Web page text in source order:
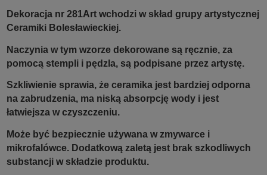
Dekoracja nr 281Art wchodzi w skład grupy artystycznej
Ceramiki Bolesławieckiej.
Naczynia w tym wzorze dekorowane są ręcznie, za
pomocą stempli i pędzla, są podpisane przez artystę.
Szkliwienie sprawia, że ceramika jest bardziej odporna
na zabrudzenia, ma niską absorpcję wody i jest
łatwiejsza w czyszczeniu.
Może być bezpiecznie używana w zmywarce i
mikrofalówce. Dodatkową zaletą jest brak szkodliwych
substancji w składzie produktu.